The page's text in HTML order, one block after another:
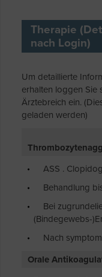
Therapie
nach Login)
Um detaillierte
erhalten loggen Sie
Ärztebreich ein.
geladen werden)
ASS .
Behandlung
Bei
(Bindegewebs-
Nach
Orale